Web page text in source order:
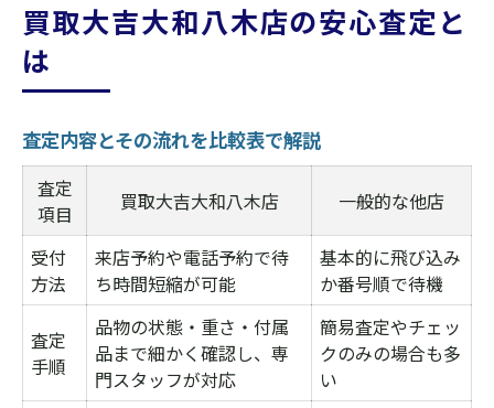
買取大吉大和八木店の安心査定と
は
査定内容とその流れを比較表で解説
査定
項目
買取大吉大和八木店 一般的な他店
受付
方法
来店予約や電話予約で待
ち時間短縮が可能
基本的に飛び込み
か番号順で待機
査定
手順
品物の状態・重さ・付属
品まで細かく確認し、専
門スタッフが対応
簡易査定やチェッ
クのみの場合も多
い